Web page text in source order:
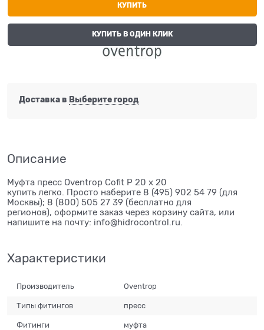
КУПИТЬ
КУПИТЬ В ОДИН КЛИК
Доставка в Выберите город
Описание
Муфта пресс Oventrop Cofit P 20 х 20
купить легко. Просто наберите 8 (495) 902 54 79 (для
Москвы); 8 (800) 505 27 39 (бесплатно для
регионов), оформите заказ через корзину сайта, или
напишите на почту: info@hidrocontrol.ru.
Характеристики
Производитель Oventrop
Типы фитингов пресс
Фитинги муфта